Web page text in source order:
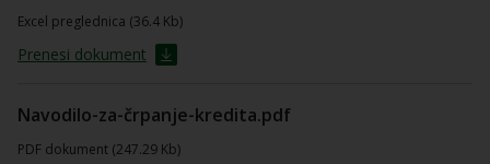
Excel preglednica (36.4 Kb)
Prenesi dokument
Navodilo-za-črpanje-kredita.pdf
PDF dokument (247.29 Kb)